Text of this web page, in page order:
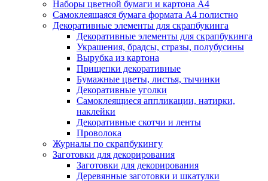
Наборы цветной бумаги и картона А4
Самоклеящаяся бумага формата А4 полистно
Декоративные элементы для скрапбукинга
Декоративные элементы для скрапбукинга
Украшения, брадсы, стразы, полубусины
Вырубка из картона
Прищепки декоративные
Бумажные цветы, листья, тычинки
Декоративные уголки
Самоклеящиеся аппликации, натирки,
наклейки
Декоративные скотчи и ленты
Проволока
Журналы по скрапбукингу
Заготовки для декорирования
Заготовки для декорирования
Деревянные заготовки и шкатулки